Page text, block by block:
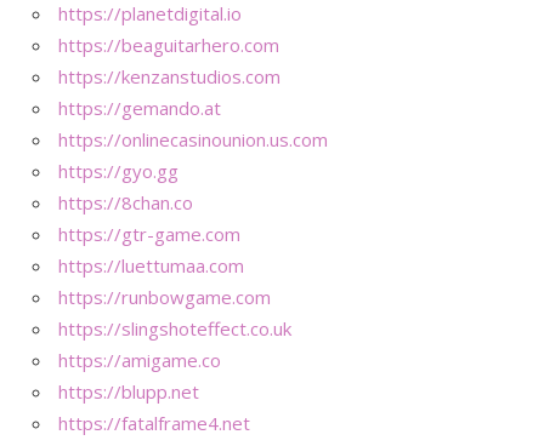
https://planetdigital.io
https://beaguitarhero.com
https://kenzanstudios.com
https://gemando.at
https://onlinecasinounion.us.com
https://gyo.gg
https://8chan.co
https://gtr-game.com
https://luettumaa.com
https://runbowgame.com
https://slingshoteffect.co.uk
https://amigame.co
https://blupp.net
https://fatalframe4.net